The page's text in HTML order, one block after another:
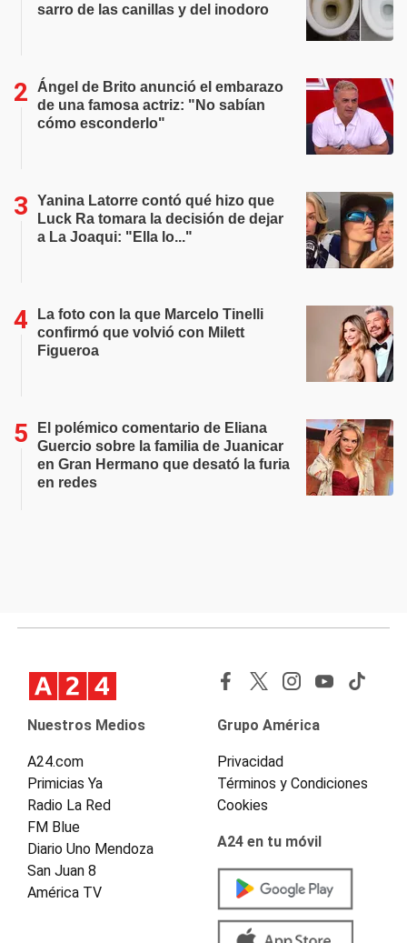
sarro de las canillas y del inodoro
Ángel de Brito anunció el embarazo
de una famosa actriz: "No sabían
cómo esconderlo"
Yanina Latorre contó qué hizo que
Luck Ra tomara la decisión de dejar
a La Joaqui: "Ella lo..."
La foto con la que Marcelo Tinelli
confirmó que volvió con Milett
Figueroa
El polémico comentario de Eliana
Guercio sobre la familia de Juanicar
en Gran Hermano que desató la furia
en redes
Nuestros Medios
A24.com
Primicias Ya
Radio La Red
FM Blue
Diario Uno Mendoza
San Juan 8
América TV
Grupo América
Privacidad
Términos y Condiciones
Cookies
A24 en tu móvil